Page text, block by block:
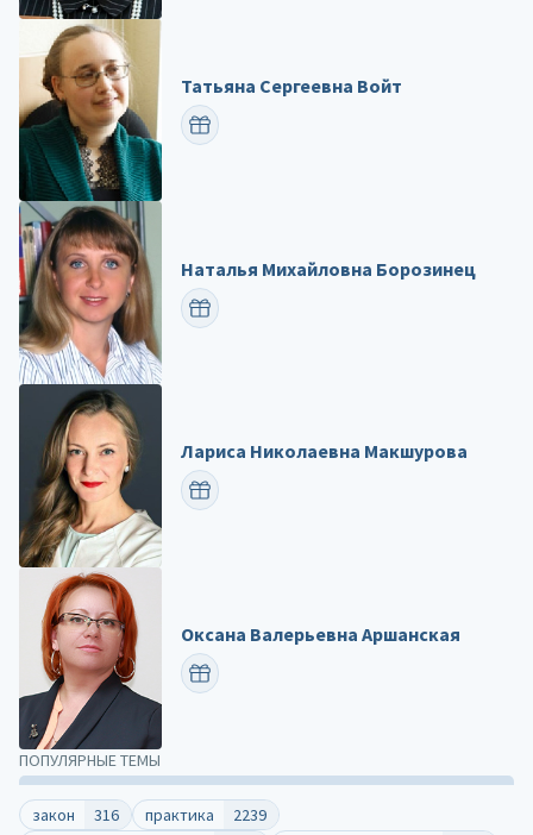
ПОПУЛЯРНЫЕ ТЕМЫ
закон 316 практика 2239
Татьяна Сергеевна Войт
ПОЗДРАВИТЬ
Наталья Михайловна Борозинец
ПОЗДРАВИТЬ
Лариса Николаевна Макшурова
ПОЗДРАВИТЬ
Оксана Валерьевна Аршанская
ПОЗДРАВИТЬ